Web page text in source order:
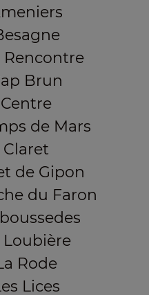
Brun
de Mars
de Gipon
du Faron
Loubière
Rode
Lices